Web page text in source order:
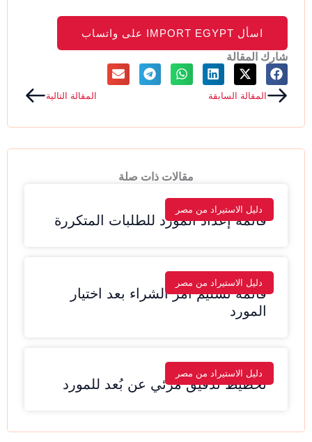
اسأل IMPORT EGYPT على واتساب
شارك المقالة
Prevالمقالة السابقة المقالة التاليةNext
مقالات ذات صلة
دليل الاستيراد من مصر
قائمة إعداد المورد للطلبات المتكررة
دليل الاستيراد من مصر
قائمة تسليم أمر الشراء بعد اختيار
المورد
دليل الاستيراد من مصر
تخطيط تدقيق مرئي عن بُعد للمورد